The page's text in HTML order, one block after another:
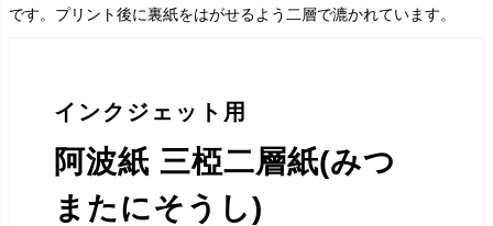
です。プリント後に裏紙をはがせるよう二層で漉かれています。
インクジェット用
阿波紙 三椏二層紙(みつ
またにそうし)